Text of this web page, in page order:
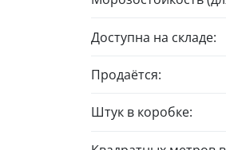
Доступна на складе:
Продаётся:
Штук в коробке: